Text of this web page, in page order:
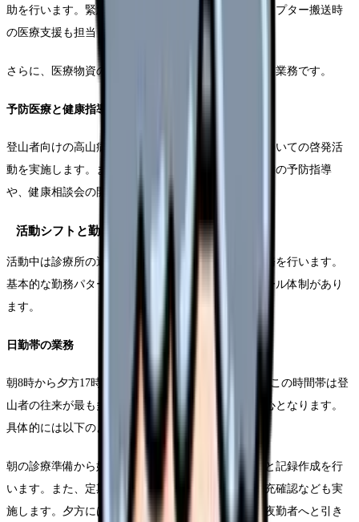
助を行います。緊急時には救急搬送の準備や、ヘリコプター搬送時
の医療支援も担当します。
さらに、医療物資の在庫管理や環境整備なども重要な業務です。
予防医療と健康指導
登山者向けの高山病予防指導や、適切な水分補給についての啓発活
動を実施します。また、地域住民向けには生活習慣病の予防指導
や、健康相談会の開催なども行います。
活動シフトと勤務体制
活動中は診療所の運営時間に合わせたシフト制で業務を行います。
基本的な勤務パターンとして、日勤、夜勤、オンコール体制があり
ます。
日勤帯の業務
朝8時から夕方17時までが基本的な日勤時間帯です。この時間帯は登
山者の往来が最も多く、診療所内での医療提供が中心となります。
具体的には以下のような業務を担当します。
朝の診療準備から始まり、日中は継続的な患者対応と記録作成を行
います。また、定期的な環境整備や、医療物資の補充確認なども実
施します。夕方には翌日の準備と申し送りを行い、夜勤者へと引き